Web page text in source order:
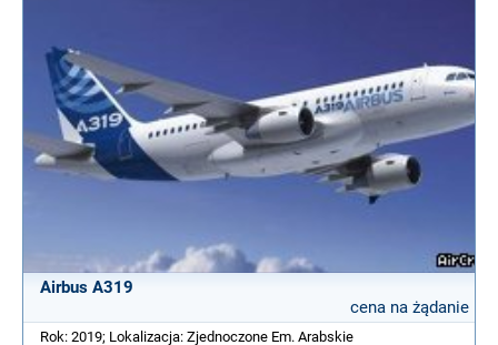
Airbus A319
cena na żądanie
Rok: 2019; Lokalizacja: Zjednoczone Em. Arabskie